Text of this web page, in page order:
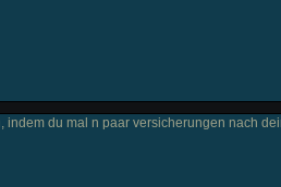
du mal n paar versicherungen nach